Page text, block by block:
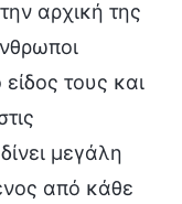
αρχική της
τους και
μεγάλη
από κάθε